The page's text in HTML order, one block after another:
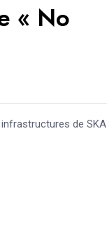
« No
de SKA